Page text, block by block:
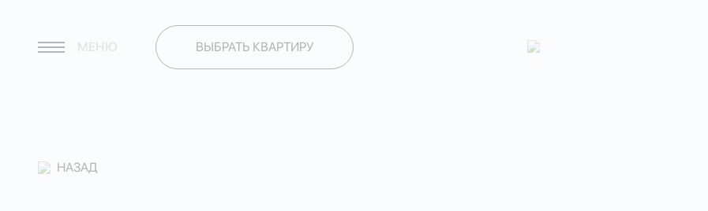
МЕНЮ ВЫБРАТЬ КВАРТИРУ
НАЗАД